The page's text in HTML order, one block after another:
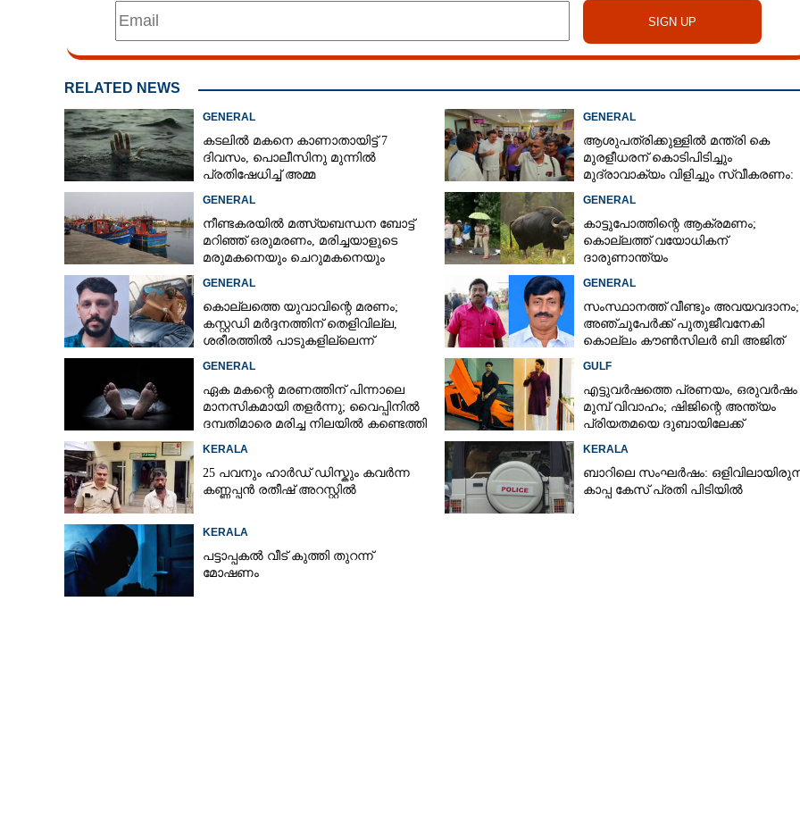
RELATED NEWS
GENERAL
കടലിൽ മകനെ കാണാതായിട്ട് 7
ദിവസം, പൊലീസിനു മുന്നിൽ
പ്രതിഷേധിച്ച് അമ്മ
GENERAL
ആശുപത്രിക്കുള്ളിൽ മന്ത്രി കെ
മുരളീധരന് കൊടിപിടിച്ചും
മുദ്രാവാക്യം വിളിച്ചും സ്വീകരണം:
GENERAL
നീണ്ടകരയിൽ മത്സ്യബന്ധന ബോട്ട്
മറിഞ്ഞ്​ ഒരുമരണം,​ മരിച്ചയാളുടെ
മരുമകനെയും ചെറുമകനെയും
GENERAL
കാട്ടുപോത്തിന്റെ ആക്രമണം;
കൊല്ലത്ത് വയോധികന്
ദാരുണാന്ത്യം
GENERAL
കൊല്ലത്തെ യുവാവിന്റെ മരണം;
കസ്റ്റഡി മർദ്ദനത്തിന് തെളിവില്ല,
ശരീരത്തിൽ പാടുകളില്ലെന്ന്
GENERAL
സംസ്ഥാനത്ത് വീണ്ടും അവയവദാനം;
അഞ്ചുപേർക്ക് പുതുജീവനേകി
കൊല്ലം കൗൺസിലർ ബി അജിത്
GENERAL
ഏക മകന്റെ മരണത്തിന് പിന്നാലെ
മാനസികമായി തളർന്നു; വൈപ്പിനിൽ
ദമ്പതിമാരെ മരിച്ച നിലയിൽ കണ്ടെത്തി
GULF
എട്ടുവർഷത്തെ പ്രണയം,​ ഒരുവർഷം
മുമ്പ് വിവാഹം; ഷിജിന്റെ അന്ത്യം
പ്രിയതമയെ ദുബായിലേക്ക്
KERALA
25 പവനും ഹാർഡ് ഡിസ്കും കവർന്ന
കണ്ണപ്പൻ രതീഷ് അറസ്റ്റിൽ
KERALA
ബാറിലെ സംഘർഷം:
കാപ്പ കേസ് പ്രതി പിടിയിൽ
KERALA
പട്ടാപ്പകൽ വീട് കുത്തി തുറന്ന്
മോഷണം